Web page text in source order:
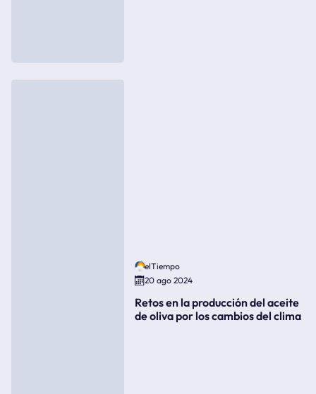
elTiempo
20 ago 2024
Retos en la producción del aceite
de oliva por los cambios del clima